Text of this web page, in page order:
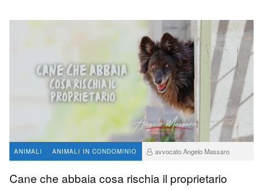
ANIMALI ANIMALI IN CONDOMINIO
avvocato Angelo Massaro
Cane che abbaia cosa rischia il proprietario